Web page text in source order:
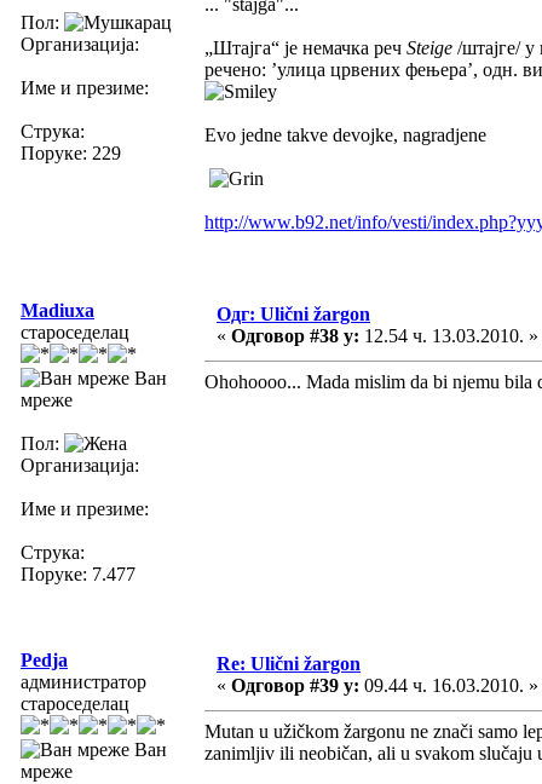
Пол:
Организација:
Име и презиме:
Струка:
Поруке: 229
„Штајга“ је немачка реч Steige /штајге/
речено: ’улица црвених фењера’, одн.
Evo jedne takve devojke, nagradjene
http://www.b92.net/info/vesti/
Madiuxa
староседелац
Ван
мреже
Пол:
Организација:
Име и презиме:
Струка:
Поруке: 7.477
Одг: Ulični žargon
« Одговор #38 у: 12.54 ч. 13.03.2010. »
Ohohoooo... Mada mislim da bi njemu bila
Pedja
администратор
староседелац
Ван
мреже
Re: Ulični žargon
« Одговор #39 у: 09.44 ч. 16.03.2010. »
Mutan u užičkom žargonu ne znači samo
zanimljiv ili neobičan, ali u svakom slučaju